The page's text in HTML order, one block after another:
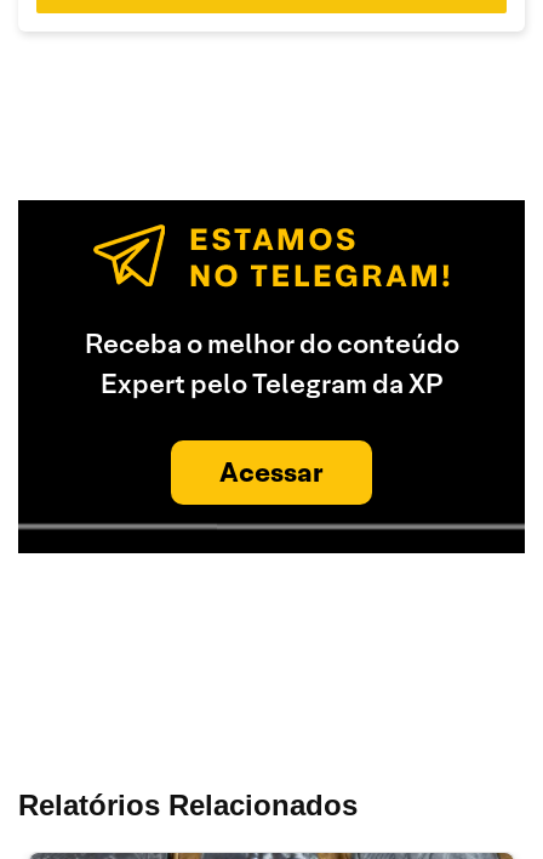
Receba o melhor do conteúdo
Expert pelo Telegram da XP
Acessar
Relatórios Relacionados